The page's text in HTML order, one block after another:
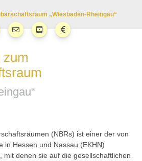
„Wiesbaden-Rheingau“
zum
(NBRs) ist einer der von
in Hessen und Nassau (EKHN)
mit denen sie auf die gesellschaftlichen